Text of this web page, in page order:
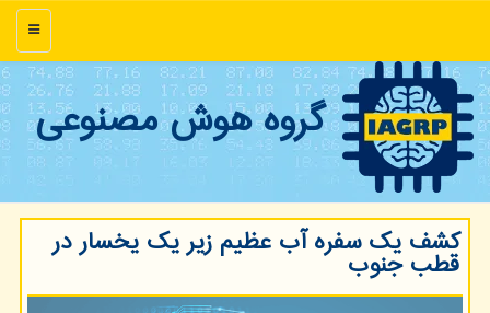
منو
گروه هوش مصنوعی
کشف یک سفره آب عظیم زیر یک یخسار در
قطب جنوب